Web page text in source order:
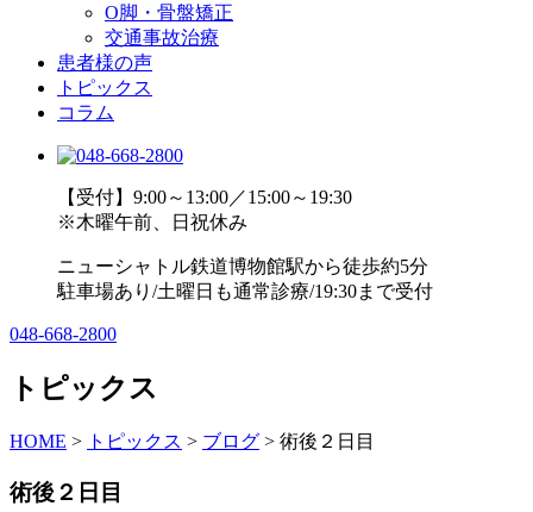
O脚・骨盤矯正
交通事故治療
患者様の声
トピックス
コラム
【受付】9:00～13:00／15:00～19:30
※木曜午前、日祝休み
ニューシャトル鉄道博物館駅から徒歩約5分
駐車場あり/土曜日も通常診療/19:30まで受付
048-668-2800
トピックス
HOME > トピックス > ブログ > 術後２日目
術後２日目